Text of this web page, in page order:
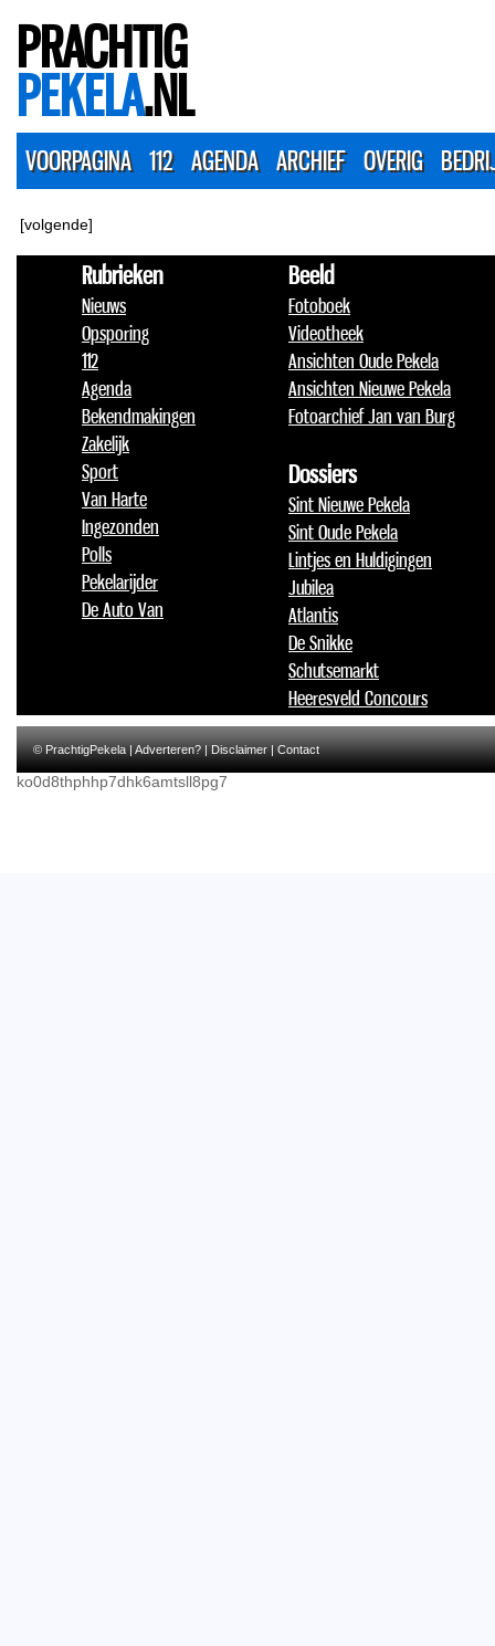
PRACHTIG
PEKELA.NL
VOORPAGINA 112 AGENDA ARCHIEF OVERIG
[volgende]
Rubrieken
Nieuws
Opsporing
112
Agenda
Bekendmakingen
Zakelijk
Sport
Van Harte
Ingezonden
Polls
Pekelarijder
De Auto Van
Beeld
Fotoboek
Videotheek
Ansichten Oude Pekela
Ansichten Nieuwe Pekela
Fotoarchief Jan van Burg
Dossiers
Sint Nieuwe Pekela
Sint Oude Pekela
Lintjes en Huldigingen
Jubilea
Atlantis
De Snikke
Schutsemarkt
Heeresveld Concours
© PrachtigPekela |Adverteren?|Disclaimer|Contact
ko0d8thphhp7dhk6amtsll8pg7